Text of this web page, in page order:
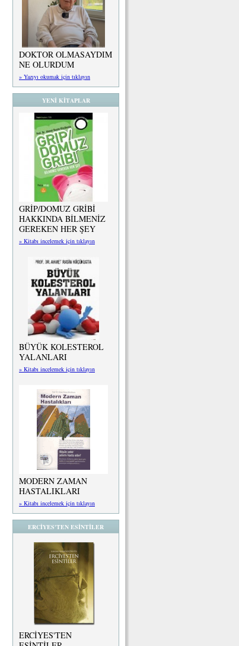
DOKTOR OLMASAYDIM
NE OLURDUM
» Yazıyı okumak için tıklayın
YENİ KİTAPLAR
GRİP/DOMUZ GRİBİ
HAKKINDA BİLMENİZ
GEREKEN HER ŞEY
» Kitabı incelemek için tıklayın
BÜYÜK KOLESTEROL
YALANLARI
» Kitabı incelemek için tıklayın
MODERN ZAMAN
HASTALIKLARI
» Kitabı incelemek için tıklayın
ERCİYES'TEN ESİNTİLER
ERCİYES'TEN